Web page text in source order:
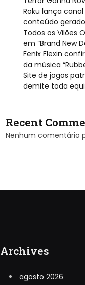
Roku lança
conteúdo
Todos os Vilões
em “Brand New
Fenix Flexin
da música
Site de jogos
demite toda
Recent
Nenhum comentário
Archives
agosto 2026